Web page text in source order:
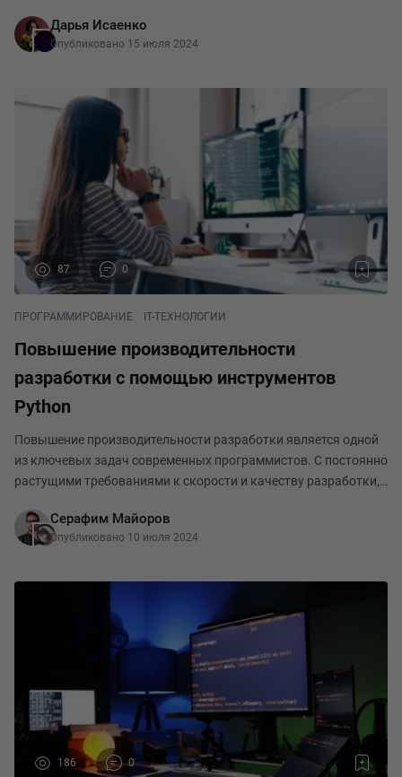
достижения этой цели существует ряд принципов, к
Дарья Исаенко
Опубликовано 15 июля 2024
87 0
ПРОГРАММИРОВАНИЕ IT-ТЕХНОЛОГИИ
Повышение производительности
разработки с помощью инструментов
Python
Повышение производительности разработки является одной
из ключевых задач современных программистов. С постоянно
растущими требованиями к скорости и качеству разработки,
необходимостью. Python – один из самых по
Серафим Майоров
Опубликовано 10 июля 2024
186 0